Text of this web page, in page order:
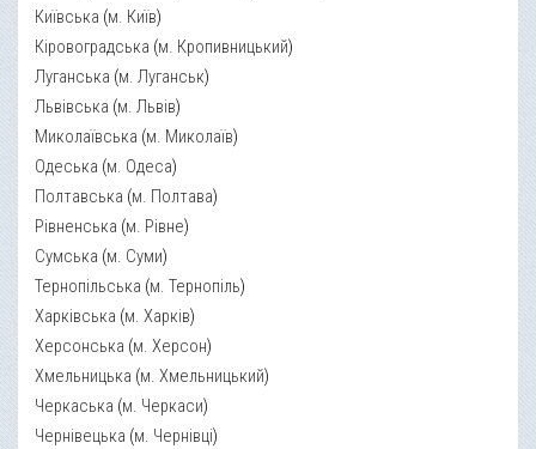
Київська (м. Київ)
Кіровоградська (м. Кропивницький)
Луганська (м. Луганськ)
Львівська (м. Львів)
Миколаївська (м. Миколаїв)
Одеська (м. Одеса)
Полтавська (м. Полтава)
Рівненська (м. Рівне)
Сумська (м. Суми)
Тернопільська (м. Тернопіль)
Харківська (м. Харків)
Херсонська (м. Херсон)
Хмельницька (м. Хмельницький)
Черкаська (м. Черкаси)
Чернівецька (м. Чернівці)